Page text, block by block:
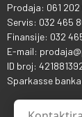
Prodaja: 061 202
Servis: 032 465
Finansije: 032
E-mail:
ID broj:
Sparkasse